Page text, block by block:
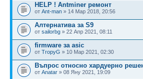
HELP ! Antminer ремонт
от Ant-man » 14 Мар 2018, 20:56
Алтернатива за S9
от sailorbg » 22 Апр 2021, 08:11
firmware за asic
от TropyG » 10 Мар 2021, 02:30
Въпрос относно хардуерно
от Anatar » 08 Яну 2021, 19:09